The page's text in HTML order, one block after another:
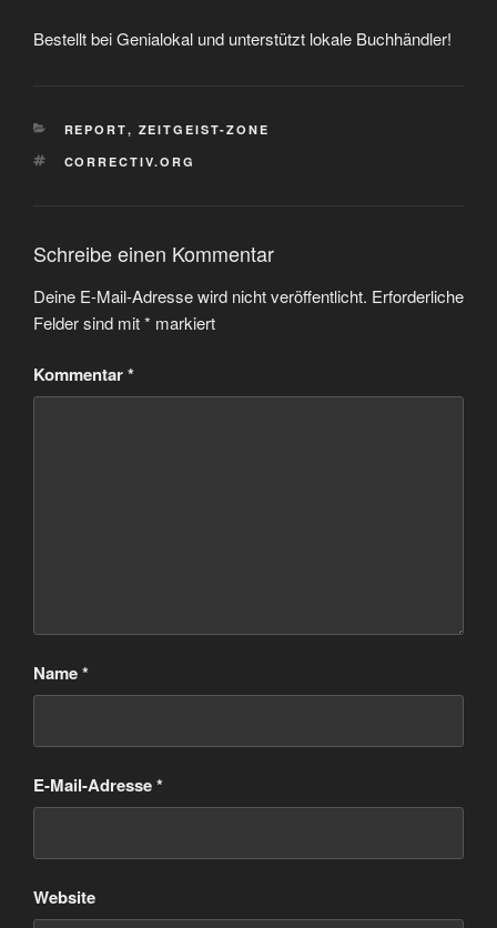
Bestellt bei Genialokal und unterstützt lokale Buchhändler!
KATEGORIEN
REPORT, ZEITGEIST-ZONE
SCHLAGWÖRTER
CORRECTIV.ORG
Schreibe einen Kommentar
Deine E-Mail-Adresse wird nicht veröffentlicht. Erforderliche
Felder sind mit* markiert
Kommentar*
Name*
E-Mail-Adresse*
Website